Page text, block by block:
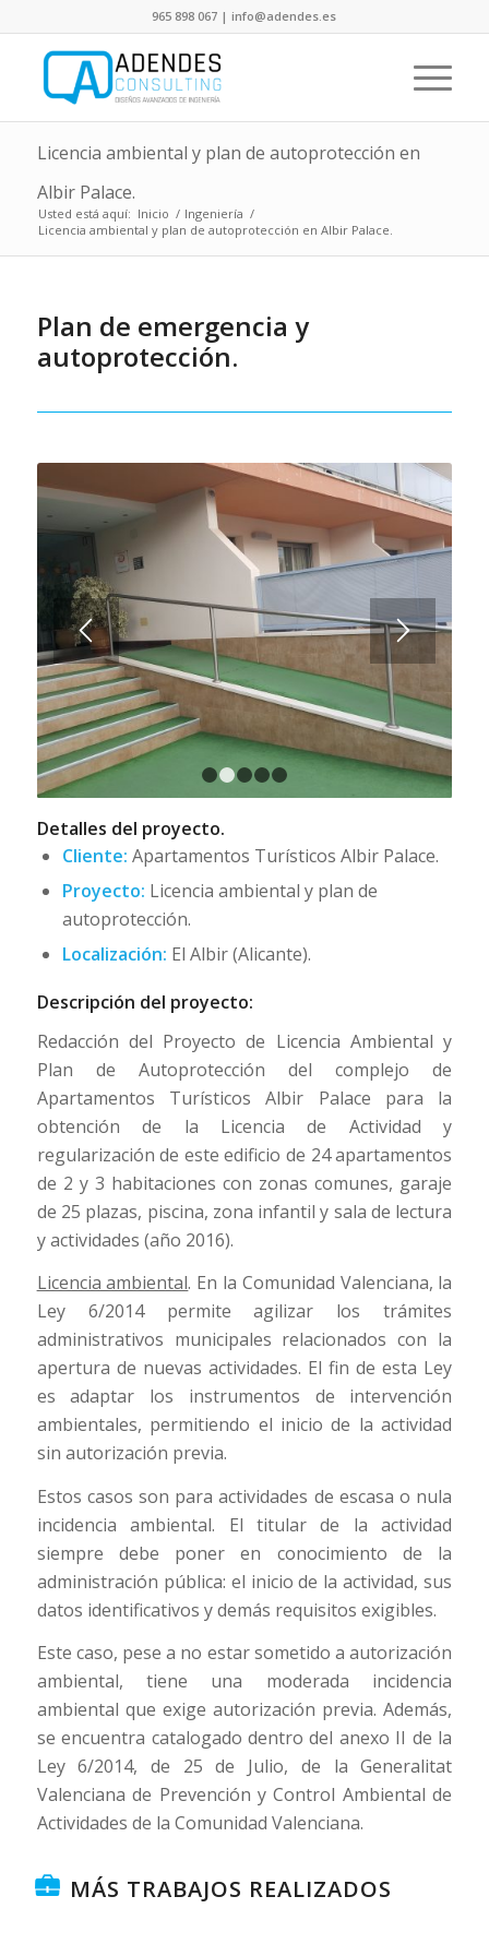
965 898 067 | info@adendes.es
Licencia ambiental y plan de autoprotección en
Albir Palace.
Usted está aquí: Inicio / Ingeniería /
Licencia ambiental y plan de autoprotección en Albir Palace.
Plan de emergencia y
autoprotección.
Detalles del proyecto.
Cliente: Apartamentos Turísticos Albir Palace.
Proyecto: Licencia ambiental y plan de
autoprotección.
Localización: El Albir (Alicante).
Descripción del proyecto:
Redacción del Proyecto de Licencia Ambiental y
Plan de Autoprotección del complejo de
Apartamentos Turísticos Albir Palace para la
obtención de la Licencia de Actividad y
regularización de este edificio de 24 apartamentos
de 2 y 3 habitaciones con zonas comunes, garaje
de 25 plazas, piscina, zona infantil y sala de lectura
y actividades (año 2016).
Licencia ambiental. En la Comunidad Valenciana, la
Ley 6/2014 permite agilizar los trámites
administrativos municipales relacionados con la
apertura de nuevas actividades. El fin de esta Ley
es adaptar los instrumentos de intervención
ambientales, permitiendo el inicio de la actividad
sin autorización previa.
Estos casos son para actividades de escasa o nula
incidencia ambiental. El titular de la actividad
siempre debe poner en conocimiento de la
administración pública: el inicio de la actividad, sus
datos identificativos y demás requisitos exigibles.
Este caso, pese a no estar sometido a autorización
ambiental, tiene una moderada incidencia
ambiental que exige autorización previa. Además,
se encuentra catalogado dentro del anexo II de la
Ley 6/2014, de 25 de Julio, de la Generalitat
Valenciana de Prevención y Control Ambiental de
Actividades de la Comunidad Valenciana.
MÁS TRABAJOS REALIZADOS